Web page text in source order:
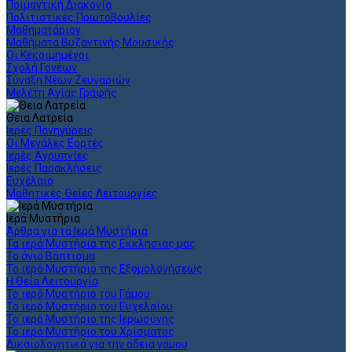
Ποιμαντική Διακονία
Πολιτιστικές Πρωτοβουλίες
Μαθηματάριον
Μαθήματα Βυζαντινής Μουσικής
Οι Κεκοιμημένοι
Σχολή Γονέων
Σύναξη Νέων Ζευγαριών
Μελέτη Αγίας Γραφής
Θεια Λατρεία
Ιερές Πανηγύρεις
Οι Μεγάλες Εορτές
Ιερές Αγρυπνίες
Ιερές Παρακλήσεις
Ευχέλαιο
Μαθητικές Θείες Λειτουργίες
Ιερά Μυστήρια
Άρθρα για τα Ιερά Μυστήρια
Τα ιερά Μυστήρια της Εκκλησίας μας
Το άγιο Βάπτισμα
Το ιερό Μυστήριο της Εξομολογήσεως
Η Θεία Λειτουργία
Το ιερό Μυστήριο του Γάμου
Το ιερό Μυστήριο του Ευχελαίου
Το ιερό Μυστήριο της Ιερωσύνης
Το ιερό Μυστήριο του Χρίσματος
Δικαιολογητικά για την άδεια γάμου